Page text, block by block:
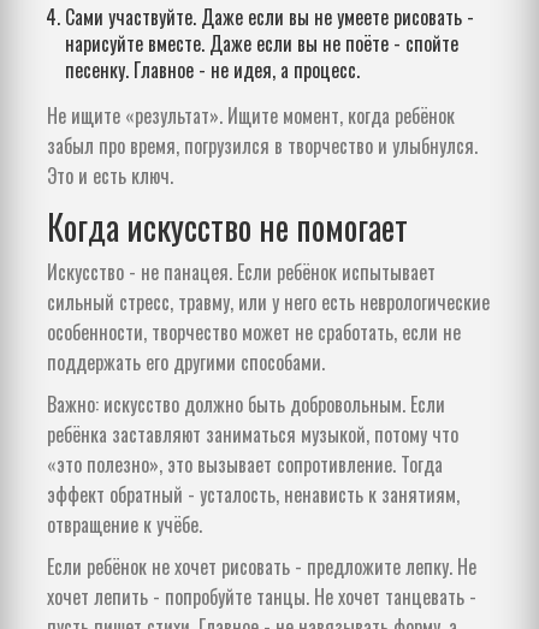
Сами участвуйте. Даже если вы не умеете рисовать -
нарисуйте вместе. Даже если вы не поёте - спойте
песенку. Главное - не идея, а процесс.
Не ищите «результат». Ищите момент, когда ребёнок
забыл про время, погрузился в творчество и улыбнулся.
Это и есть ключ.
Когда искусство не помогает
Искусство - не панацея. Если ребёнок испытывает
сильный стресс, травму, или у него есть неврологические
особенности, творчество может не сработать, если не
поддержать его другими способами.
Важно: искусство должно быть добровольным. Если
ребёнка заставляют заниматься музыкой, потому что
«это полезно», это вызывает сопротивление. Тогда
эффект обратный - усталость, ненависть к занятиям,
отвращение к учёбе.
Если ребёнок не хочет рисовать - предложите лепку. Не
хочет лепить - попробуйте танцы. Не хочет танцевать -